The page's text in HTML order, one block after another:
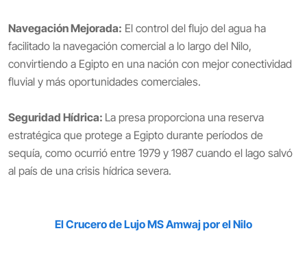
Navegación Mejorada: El control del flujo del agua ha
facilitado la navegación comercial a lo largo del Nilo,
convirtiendo a Egipto en una nación con mejor conectividad
fluvial y más oportunidades comerciales.
Seguridad Hídrica: La presa proporciona una reserva
estratégica que protege a Egipto durante períodos de
sequía, como ocurrió entre 1979 y 1987 cuando el lago salvó
al país de una crisis hídrica severa.
El Crucero de Lujo MS Amwaj por el Nilo